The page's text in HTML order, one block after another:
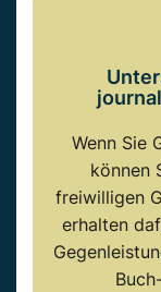
Wenn Sie
können
freiwilligen
erhalten